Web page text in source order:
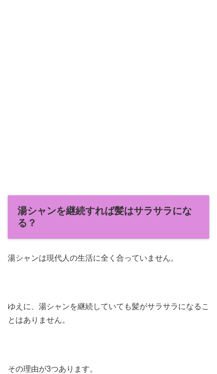
湯シャンを継続すれば髪はサラサラにな
る？
湯シャンは現代人の生活に全く合っていません。
ゆえに、湯シャンを継続していても髪がサラサラになるこ
とはありません。
その理由が3つあります。